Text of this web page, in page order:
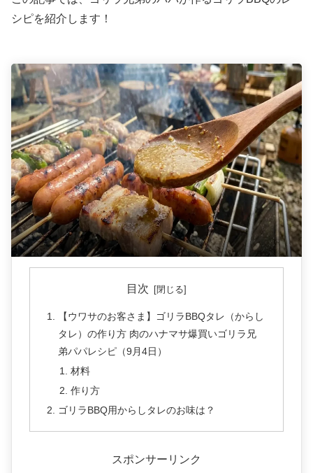
シピを紹介します！
目次
【ウワサのお客さま】ゴリラBBQタレ（からし
タレ）の作り方 肉のハナマサ爆買いゴリラ兄
弟パパレシピ（9月4日）
材料
作り方
ゴリラBBQ用からしタレのお味は？
スポンサーリンク